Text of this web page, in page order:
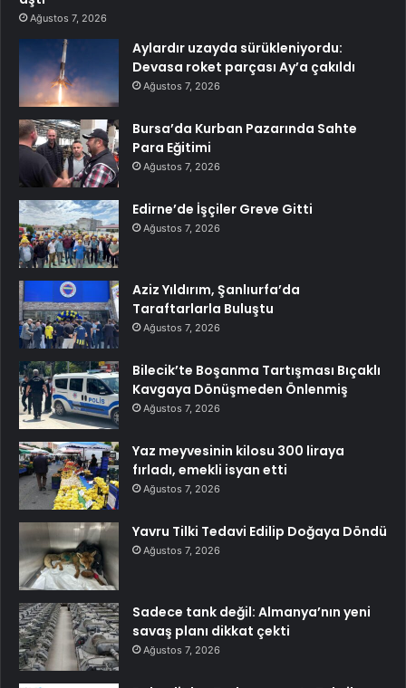
Ağustos 7, 2026
Aylardır uzayda sürükleniyordu:
Devasa roket parçası Ay’a çakıldı
Ağustos 7, 2026
Bursa’da Kurban Pazarında Sahte
Para Eğitimi
Ağustos 7, 2026
Edirne’de İşçiler Greve Gitti
Ağustos 7, 2026
Aziz Yıldırım, Şanlıurfa’da
Taraftarlarla Buluştu
Ağustos 7, 2026
Bilecik’te Boşanma Tartışması Bıçaklı
Kavgaya Dönüşmeden Önlenmiş
Ağustos 7, 2026
Yaz meyvesinin kilosu 300 liraya
fırladı, emekli isyan etti
Ağustos 7, 2026
Yavru Tilki Tedavi Edilip Doğaya Döndü
Ağustos 7, 2026
Sadece tank değil: Almanya’nın yeni
savaş planı dikkat çekti
Ağustos 7, 2026